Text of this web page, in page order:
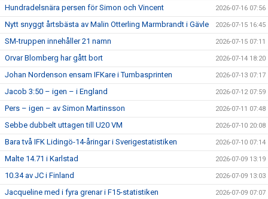
Hundradelsnära persen för Simon och Vincent 2026-07-16 07:56
Nytt snyggt årtsbästa av Malin Otterling Marmbrandt i Gävle 2026-07-15 16:45
SM-truppen innehåller 21 namn 2026-07-15 07:11
Orvar Blomberg har gått bort 2026-07-14 18:20
Johan Nordenson ensam IFKare i Tumbasprinten 2026-07-13 07:17
Jacob 3:50 – igen – i England 2026-07-12 07:59
Pers – igen – av Simon Martinsson 2026-07-11 07:48
Sebbe dubbelt uttagen till U20 VM 2026-07-10 20:08
Bara två IFK Lidingö-14-åringar i Sverigestatistiken 2026-07-10 07:14
Malte 14.71 i Karlstad 2026-07-09 13:19
10.34 av JC i Finland 2026-07-09 13:03
Jacqueline med i fyra grenar i F15-statistiken 2026-07-09 07:07